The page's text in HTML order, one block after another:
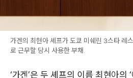
가겐의 최현아 셰프가 도쿄 미쉐린 3스타 레
로 근무할 당시 사용한 부채.
‘가겐’은 두 셰프의 이름 최현아의